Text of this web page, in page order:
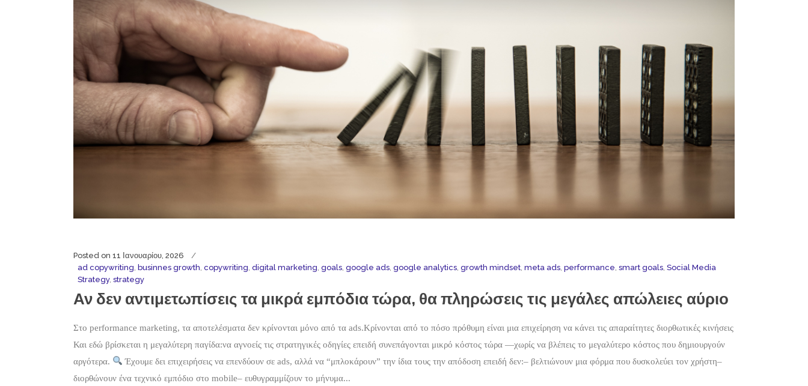
Posted on 11 Ιανουαρίου, 2026
ad copywriting businnes growth copywriting digital marketing goals google ads google analytics growth mindset meta ads performance smart goals Social Media
Strategy, strategy
Αν δεν αντιμετωπίσεις τα μικρά εμπόδια τώρα, θα πληρώσεις τις μεγάλες απώλειες αύριο
Στο performance marketing, τα αποτελέσματα δεν κρίνονται μόνο από τα ads.Κρίνονται από το πόσο πρόθυμη είναι μια επιχείρηση να κάνει τις απαραίτητες διορθωτικές κινήσεις
Και εδώ βρίσκεται η μεγαλύτερη παγίδα:να αγνοείς τις στρατηγικές οδηγίες επειδή συνεπάγονται μικρό κόστος τώρα —χωρίς να βλέπεις το μεγαλύτερο κόστος που δημιουργούν
αργότερα.
Έχουμε δει επιχειρήσεις να επενδύουν σε ads, αλλά να “μπλοκάρουν” την ίδια τους την απόδοση επειδή δεν:– βελτιώνουν μια φόρμα που δυσκολεύει τον χρήστη–
διορθώνουν ένα τεχνικό εμπόδιο στο mobile– ευθυγραμμίζουν το μήνυμα...